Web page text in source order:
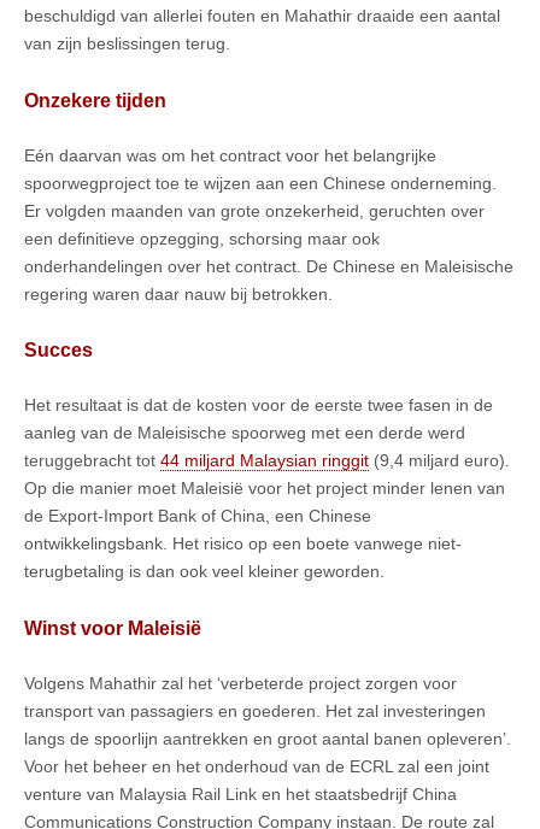
beschuldigd van allerlei fouten en Mahathir draaide een aantal
van zijn beslissingen terug.
Onzekere tijden
Eén daarvan was om het contract voor het belangrijke
spoorwegproject toe te wijzen aan een Chinese onderneming.
Er volgden maanden van grote onzekerheid, geruchten over
een definitieve opzegging, schorsing maar ook
onderhandelingen over het contract. De Chinese en Maleisische
regering waren daar nauw bij betrokken.
Succes
Het resultaat is dat de kosten voor de eerste twee fasen in de
aanleg van de Maleisische spoorweg met een derde werd
teruggebracht tot 44 miljard Malaysian ringgit (9,4 miljard euro).
Op die manier moet Maleisië voor het project minder lenen van
de Export-Import Bank of China, een Chinese
ontwikkelingsbank. Het risico op een boete vanwege niet-
terugbetaling is dan ook veel kleiner geworden.
Winst voor Maleisië
Volgens Mahathir zal het ‘verbeterde project zorgen voor
transport van passagiers en goederen. Het zal investeringen
langs de spoorlijn aantrekken en groot aantal banen opleveren’.
Voor het beheer en het onderhoud van de ECRL zal een joint
venture van Malaysia Rail Link en het staatsbedrijf China
Communications Construction Company instaan. De route zal